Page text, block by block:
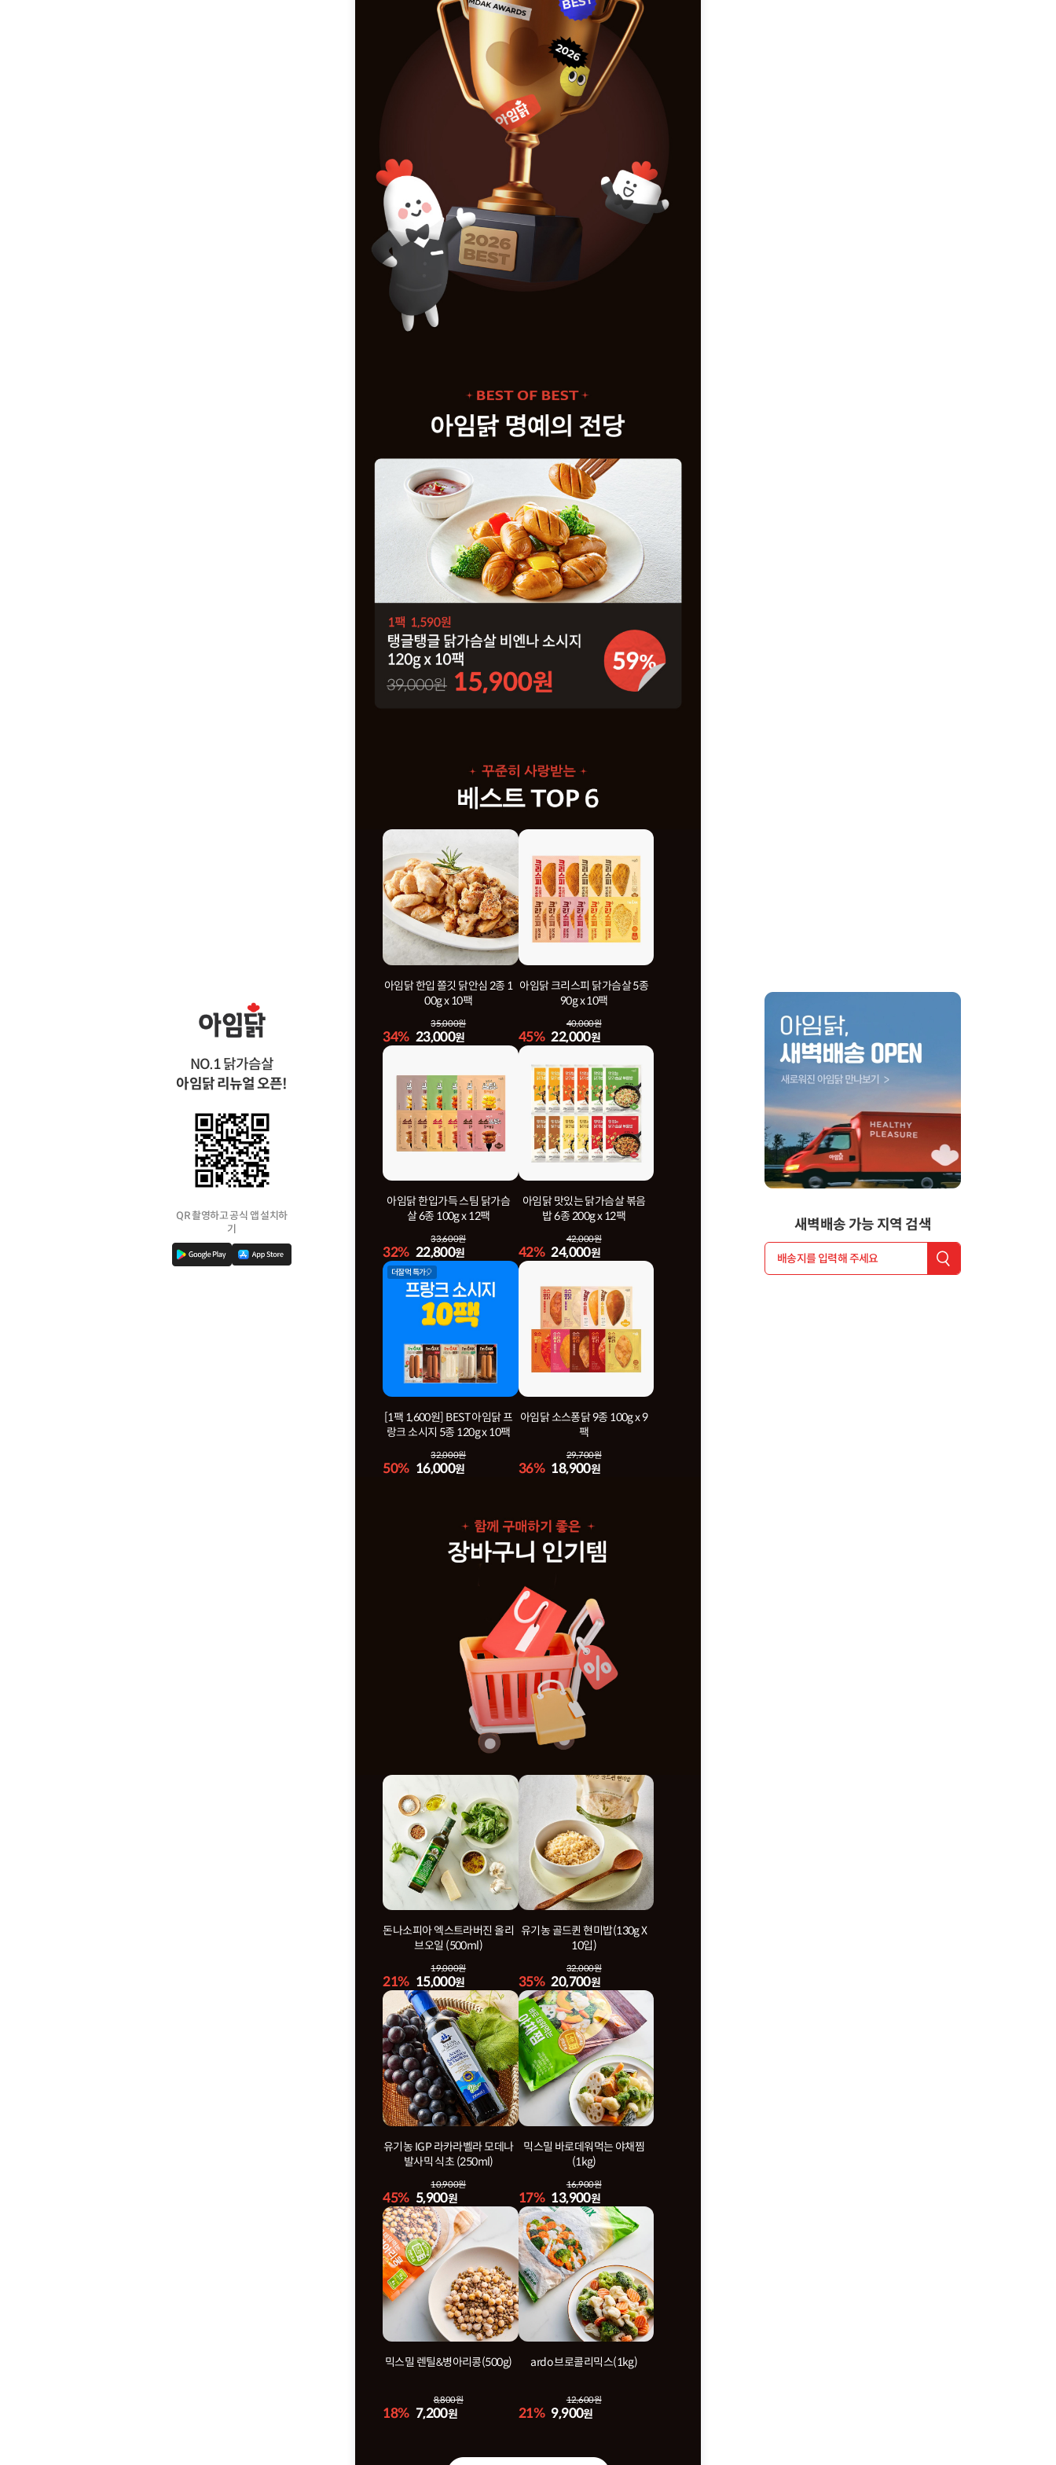
새벽배송 가능 지역 검색
배송지를 입력해 주세요
NO.1 닭가슴살
아임닭 리뉴얼 오픈!
QR 촬영하고 공식 앱 설치하
기
아임닭 한입 쫄깃 닭안심 2종 1
00g x 10팩
34% 23,000원
35,000원
아임닭 크리스피 닭가슴살 5종
90g x 10팩
45% 22,000원
40,000원
아임닭 한입가득 스팀 닭가슴
살 6종 100g x 12팩
32% 22,800원
33,600원
아임닭 맛있는 닭가슴살 볶음
밥 6종 200g x 12팩
42% 24,000원
42,000원
더잘먹 특가🎈
[1팩 1,600원] BEST 아임닭 프
랑크 소시지 5종 120g x 10팩
50% 16,000원
32,000원
아임닭 소스퐁닭 9종 100g x 9
팩
36% 18,900원
29,700원
돈나소피아 엑스트라버진 올리
브오일 (500ml)
21% 15,000원
19,000원
유기농 골드퀸 현미밥(130g X
10입)
35% 20,700원
32,000원
유기농 IGP 라카라벨라 모데나
발사믹 식초 (250ml)
45% 5,900원
10,900원
믹스밀 바로데워먹는 야채찜
(1kg)
17% 13,900원
16,900원
믹스밀 렌틸&병아리콩(500g)
18% 7,200원
8,800원
ardo 브로콜리믹스(1kg)
21% 9,900원
12,600원